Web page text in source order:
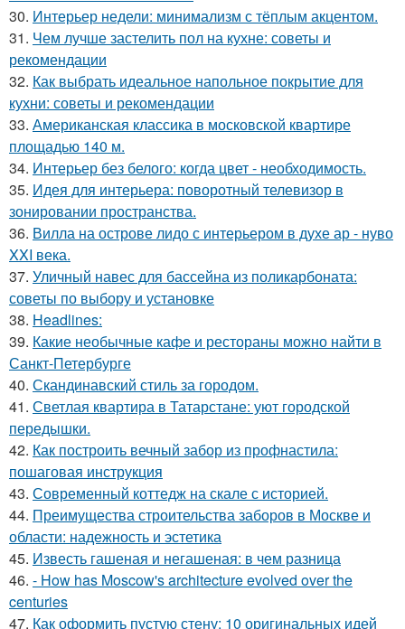
30. Интерьер недели: минимализм с тёплым акцентом.
31. Чем лучше застелить пол на кухне: советы и
рекомендации
32. Как выбрать идеальное напольное покрытие для
кухни: советы и рекомендации
33. Американская классика в московской квартире
площадью 140 м.
34. Интерьер без белого: когда цвет - необходимость.
35. Идея для интерьера: поворотный телевизор в
зонировании пространства.
36. Вилла на острове лидо с интерьером в духе ар - нуво
XXI века.
37. Уличный навес для бассейна из поликарбоната:
советы по выбору и установке
38. Headlines:
39. Какие необычные кафе и рестораны можно найти в
Санкт-Петербурге
40. Скандинавский стиль за городом.
41. Светлая квартира в Татарстане: уют городской
передышки.
42. Как построить вечный забор из профнастила:
пошаговая инструкция
43. Современный коттедж на скале с историей.
44. Преимущества строительства заборов в Москве и
области: надежность и эстетика
45. Известь гашеная и негашеная: в чем разница
46. - How has Moscow's architecture evolved over the
centuries
47. Как оформить пустую стену: 10 оригинальных идей